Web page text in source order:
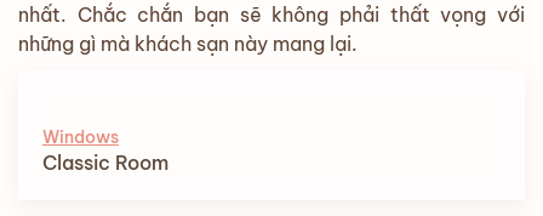
nhất. Chắc chắn bạn sẽ không phải thất vọng với
những gì mà khách sạn này mang lại.
Windows
Classic Room